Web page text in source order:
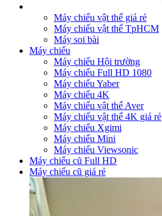
Máy chiếu vật thể giá rẻ
Máy chiếu vật thể TpHCM
Máy soi bài
Máy chiếu
Máy chiếu Hội trường
Máy chiếu Full HD 1080
Máy chiếu Yaber
Máy chiếu 4K
Máy chiếu vật thể Aver
Máy chiếu vật thể 4K giá rẻ
Máy chiếu Xgimi
Máy chiếu Mini
Máy chiếu Viewsonic
Máy chiếu cũ Full HD
Máy chiếu cũ giá rẻ